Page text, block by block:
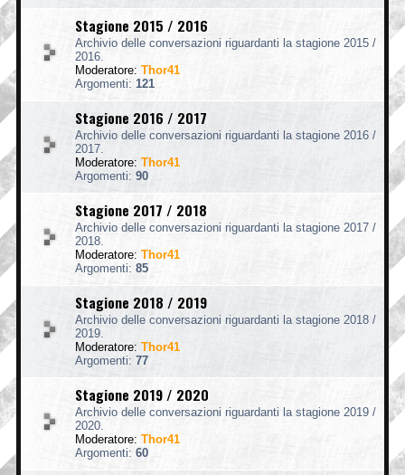
Stagione 2015 / 2016
Archivio delle conversazioni riguardanti la stagione 2015 /
2016.
Moderatore: Thor41
Argomenti: 121
Stagione 2016 / 2017
Archivio delle conversazioni riguardanti la stagione 2016 /
2017.
Moderatore: Thor41
Argomenti: 90
Stagione 2017 / 2018
Archivio delle conversazioni riguardanti la stagione 2017 /
2018.
Moderatore: Thor41
Argomenti: 85
Stagione 2018 / 2019
Archivio delle conversazioni riguardanti la stagione 2018 /
2019.
Moderatore: Thor41
Argomenti: 77
Stagione 2019 / 2020
Archivio delle conversazioni riguardanti la stagione 2019 /
2020.
Moderatore: Thor41
Argomenti: 60